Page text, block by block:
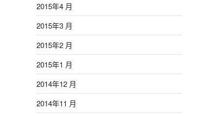
2015年4 月
2015年3 月
2015年2 月
2015年1 月
2014年12 月
2014年11 月